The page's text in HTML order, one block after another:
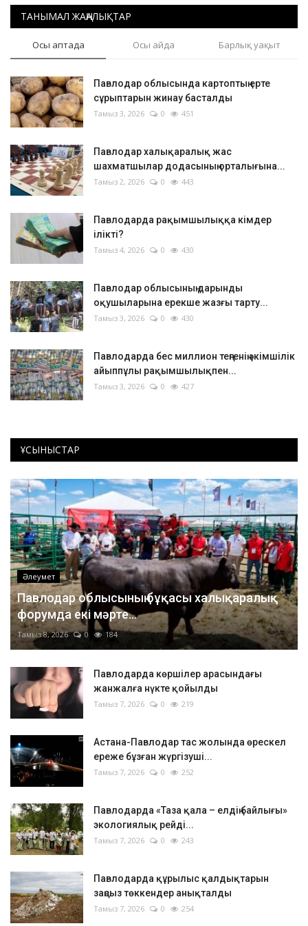
ТАНЫМАЛ ЖАҢАЛЫҚТАР
Осы аптада Осы айда Барлық уақыт
Павлодар облысында картоптың ерте
сұрыптарын жинау басталды
Тамыз 3, 2026 0 451
Павлодар халықаралық жас
шахматшылар додасының орталығына...
Тамыз 2, 2026 0 443
Павлодарда рақымшылыққа кімдер
ілікті?
Тамыз 4, 2026 0 430
Павлодар облысының дарынды
оқушыларына ерекше жазғы тарту...
Тамыз 3, 2026 0 430
Павлодарда бес миллион теңгенің әкімшілік
айыппұлы рақымшылықпен...
Тамыз 3, 2026 0 427
ҰСЫНЫСТАР
Әлеумет
Павлодар облысының бұқасы халықаралық
форумда екі мәрте...
Тамыз 8, 2026 0 184
Павлодарда көршілер арасындағы
жанжалға нүкте қойылды
Тамыз 7, 2026 0 219
Астана-Павлодар тас жолында өрескел
ереже бұзған жүргізуші...
Тамыз 7, 2026 0 252
Павлодарда «Таза қала – елдің байлығы»
экологиялық рейді...
Тамыз 7, 2026 0 243
Павлодарда құрылыс қалдықтарын
заңсыз төккендер анықталды
Тамыз 7, 2026 0 254